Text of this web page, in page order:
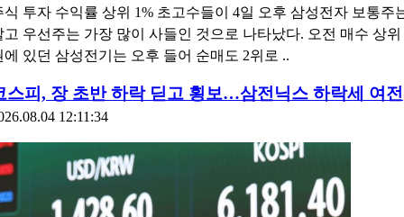
식 투자 수익률 상위 1% 초고수들이 4일 오후 삼성전자 보통주
고 우선주는 가장 많이 사들인 것으로 나타났다. 오전 매수 상위
에 있던 삼성전기는 오후 들어 순매도 2위로 ..
스피, 장 초반 하락 딛고 횡보…삼전닉스 하락세 여전
12:11:34